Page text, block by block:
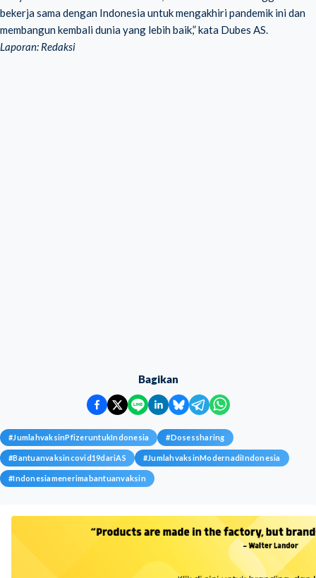
bekerja sama dengan Indonesia untuk mengakhiri pandemik ini dan
membangun kembali dunia yang lebih baik,” kata Dubes AS.
Laporan: Redaksi
Bagikan
#JumlahvaksinPfizeruntukIndonesia #Dosessharing
#Bantuanvaksincovid19dariAS #JumlahvaksinModernadiIndonesia
#Indonesiamenerimabantuanvaksin